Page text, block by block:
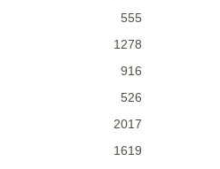
555
1278
916
526
2017
1619